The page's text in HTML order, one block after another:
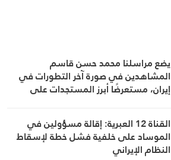
يضع مراسلنا محمد حسن قاسم
المشاهدين في صورة آخر التطورات في
إيران، مستعرضًا أبرز المستجدات على
المواقف الرسمية وأبرز التطورات ذات
الصلة بالشأنين الداخلي والإقليمي
القناة 12 العبرية: إقالة مسؤولين في
الموساد على خلفية فشل خطة لإسقاط
النظام الإيراني